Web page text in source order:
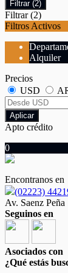
Filtrar (2)
Filtrar (2)
Filtros Activos
Alquiler
Precios
USD
Aplicar
Apto crédito
0
Encontranos en
(02223)
Av. Saenz
Seguinos en
Asociados con
¿Qué estás